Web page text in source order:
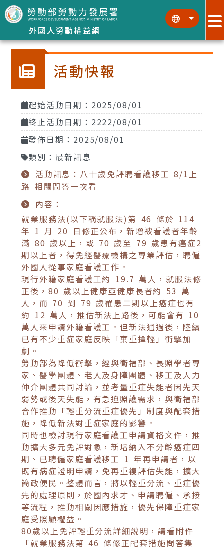
跳到主要內容區塊
外國人勞動權益網
::: :::
活動快報
起始活動日期：2025/08/01
終止活動日期：2222/08/01
發佈日期：2025/08/01
類別：最新訊息
活動訊息：八十歲免評聘看護移工 8/1上
路 相關問答一次看
內容：
就業服務法(以下稱就服法)第 46 條於 114
年 1 月 20 日修正公布，新增被看護者年齡
滿 80 歲以上，或 70 歲至 79 歲患有癌症2
期以上者，得免經醫療機構之專業評估，聘僱
外國人從事家庭看護工作。
現行外籍家庭看護工約 19.7 萬人，就服法修
正後，80 歲以上健康亞健康長者約 53 萬
人，而 70 到 79 歲罹患二期以上癌症也有
約 12 萬人，推估新法上路後，可能會有 10
萬人來申請外籍看護工。但新法通過後，陸續
已有不少重症家庭反映「棄重擇輕」衝擊加
劇。
勞動部為降低衝擊，經與衛福部、長照學者專
家、醫學團體、老人及身障團體、移工及人力
仲介團體共同討論，並考量重症失能者因先天
弱勢或後天失能，有急迫照護需求，與衛福部
合作推動「輕重分流重症優先」制度與配套措
施，降低新法對重症家庭的影響。
同時也檢討現行家庭看護工申請資格文件，推
動擴大多元免評對象，新增納入不分齡癌症四
期、已聘僱家庭看護移工 1 年再申請者，以
既有病症證明申請，免再重複評估失能，擴大
簡政便民。整體而言，將以輕重分流、重症優
先的處理原則，於國內求才、申請聘僱、承接
等流程，推動相關因應措施，優先保障重症家
庭受照顧權益。
80歲以上免評輕重分流詳細說明，請看附件
「就業服務法第 46 條修正配套措施問答集